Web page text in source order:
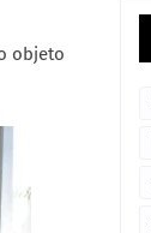
objeto